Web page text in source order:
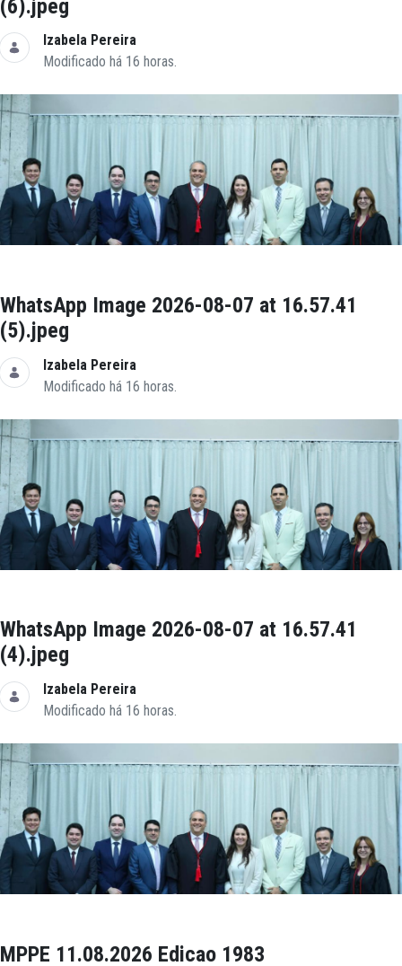
(6).jpeg
Izabela Pereira
Modificado há 16 horas.
WhatsApp Image 2026-08-07 at 16.57.41
(5).jpeg
Izabela Pereira
Modificado há 16 horas.
WhatsApp Image 2026-08-07 at 16.57.41
(4).jpeg
Izabela Pereira
Modificado há 16 horas.
MPPE 11.08.2026 Edicao 1983